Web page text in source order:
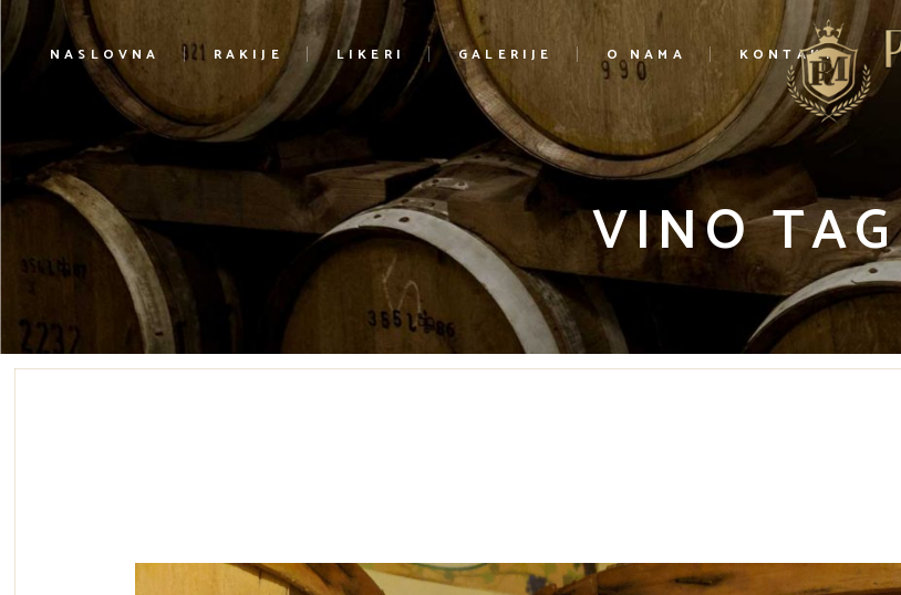
NASLOVNA RAKIJE LIKERI GALERIJE O NAMA KONTAKT
VINO TAG